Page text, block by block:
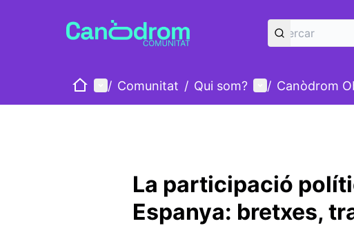
IniciMenú principal
/ Comunitat / Qui som? Menú d'usuari
/ Canòdrom
La participació
Espanya: bretxes,